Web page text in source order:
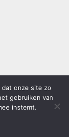
onze site zo
gebruiken van
instemt.